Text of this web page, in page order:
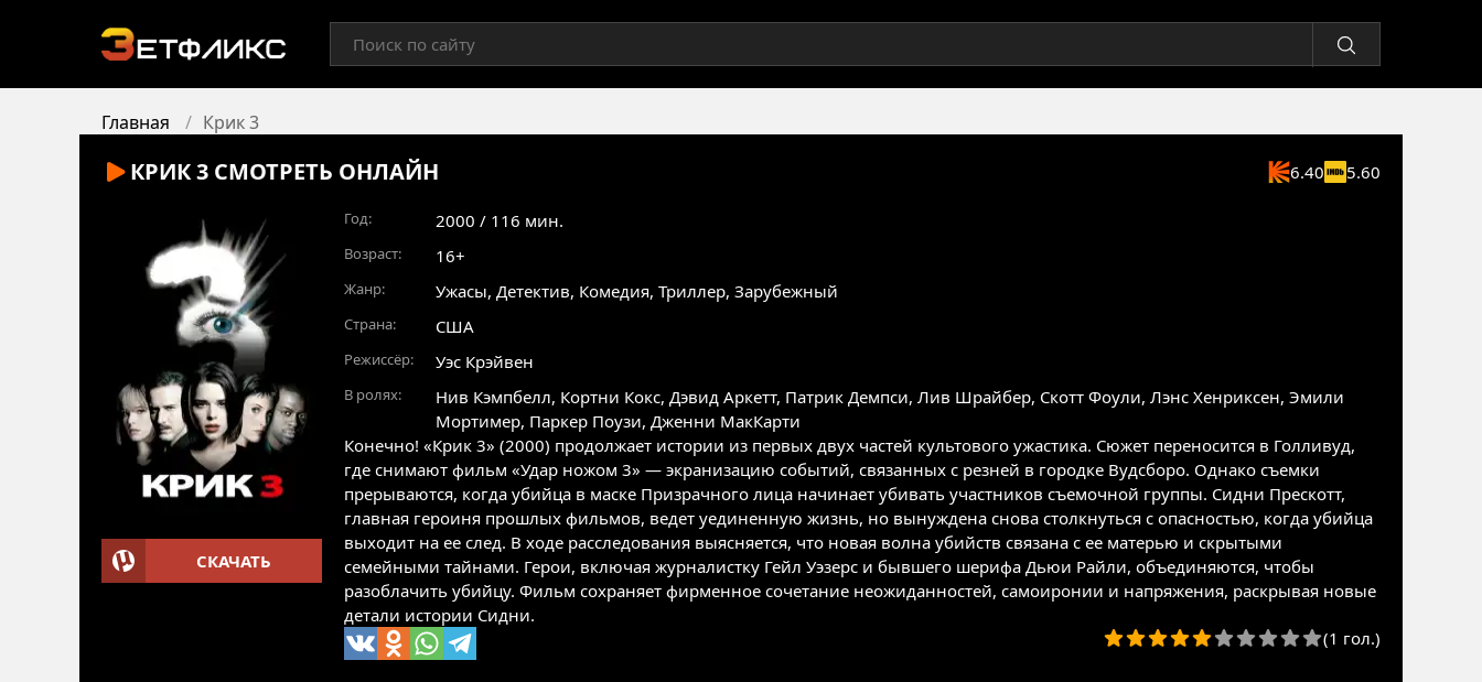
Главная Крик 3
КРИК 3 СМОТРЕТЬ ОНЛАЙН 6.40 5.60
СКАЧАТЬ
Год: 2000 / 116 мин.
Возраст: 16+
Жанр: Ужасы, Детектив, Комедия, Триллер, Зарубежный
Страна: США
Режиссёр: Уэс Крэйвен
В ролях: Нив Кэмпбелл, Кортни Кокс, Дэвид Аркетт, Патрик Демпси, Лив Шрайбер, Скотт Фоули, Лэнс Хенриксен, Эмили
Мортимер, Паркер Поузи, Дженни МакКарти
Конечно! «Крик 3» (2000) продолжает истории из первых двух частей культового ужастика. Сюжет переносится в Голливуд,
где снимают фильм «Удар ножом 3» — экранизацию событий, связанных с резней в городке Вудсборо. Однако съемки
прерываются, когда убийца в маске Призрачного лица начинает убивать участников съемочной группы. Сидни Прескотт,
главная героиня прошлых фильмов, ведет уединенную жизнь, но вынуждена снова столкнуться с опасностью, когда убийца
выходит на ее след. В ходе расследования выясняется, что новая волна убийств связана с ее матерью и скрытыми
семейными тайнами. Герои, включая журналистку Гейл Уэзерс и бывшего шерифа Дьюи Райли, объединяются, чтобы
разоблачить убийцу. Фильм сохраняет фирменное сочетание неожиданностей, самоиронии и напряжения, раскрывая новые
детали истории Сидни.
(1 гол.)